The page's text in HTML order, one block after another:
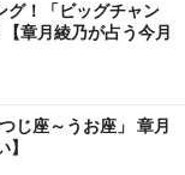
た話し方がポイ
グ！「ビッグチャン
章月綾乃が占う今月
じ座～うお座」 章月